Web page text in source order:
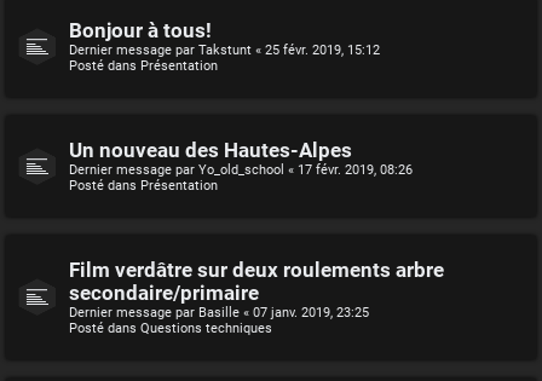
Bonjour à tous!
Dernier message par Takstunt « 25 févr. 2019, 15:12
Posté dans Présentation
Un nouveau des Hautes-Alpes
Dernier message par Yo_old_school « 17 févr. 2019, 08:26
Posté dans Présentation
Film verdâtre sur deux roulements arbre
secondaire/primaire
Dernier message par Basille « 07 janv. 2019, 23:25
Posté dans Questions techniques